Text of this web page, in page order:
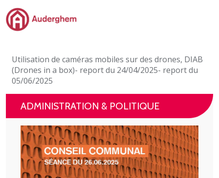
Passer au contenu principal
Événements et vie associative
eGuichet
Vivre à Auderghem
En 1 clic
Utilisation de caméras mobiles sur des drones, DIAB
(Drones in a box)- report du 24/04/2025- report du
05/06/2025
ADMINISTRATION & POLITIQUE